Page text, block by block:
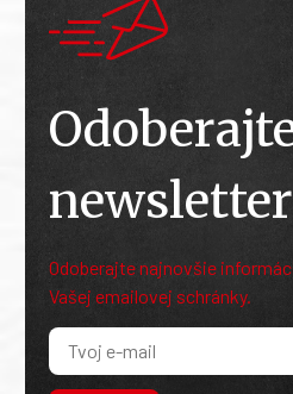
newsletter
Odoberajte najnovšie
Vašej emailovej schránky.